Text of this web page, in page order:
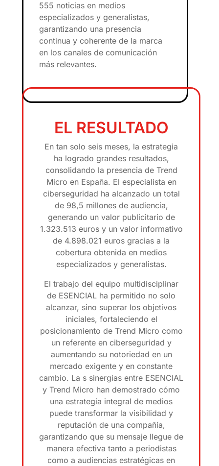
555 noticias en medios
especializados y generalistas,
garantizando una presencia
continua y coherente de la marca
en los canales de comunicación
más relevantes.
EL RESULTADO
En tan solo seis meses, la estrategia
ha logrado grandes resultados,
consolidando la presencia de Trend
Micro en España. El especialista en
ciberseguridad ha alcanzado un total
de 98,5 millones de audiencia,
generando un valor publicitario de
1.323.513 euros y un valor informativo
de 4.898.021 euros gracias a la
cobertura obtenida en medios
especializados y generalistas.
El trabajo del equipo multidisciplinar
de ESENCIAL ha permitido no solo
alcanzar, sino superar los objetivos
iniciales, fortaleciendo el
posicionamiento de Trend Micro como
un referente en ciberseguridad y
aumentando su notoriedad en un
mercado exigente y en constante
cambio. La s sinergias entre ESENCIAL
y Trend Micro han demostrado cómo
una estrategia integral de medios
puede transformar la visibilidad y
reputación de una compañía,
garantizando que su mensaje llegue de
manera efectiva tanto a periodistas
como a audiencias estratégicas en